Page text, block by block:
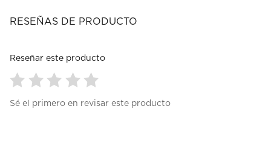
RESEÑAS DE PRODUCTO
Reseñar este producto
paraparaparaparapara
Sé el primero en revisar este producto